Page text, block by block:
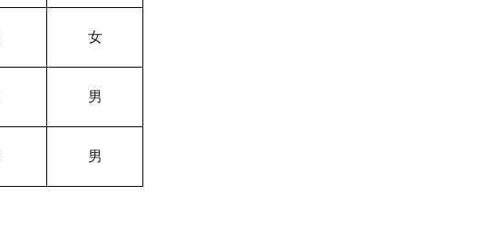
女
男
男